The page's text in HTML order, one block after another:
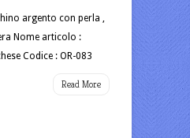
argento con perla ,
Nome articolo :
Codice : OR-083
Read More